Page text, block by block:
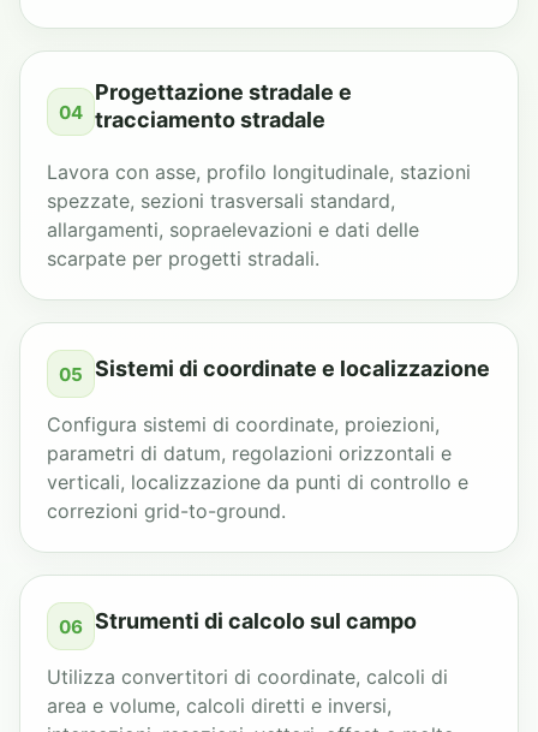
04
Progettazione stradale e
tracciamento stradale
Lavora con asse, profilo longitudinale, stazioni
spezzate, sezioni trasversali standard,
allargamenti, sopraelevazioni e dati delle
scarpate per progetti stradali.
05 Sistemi di coordinate e localizzazione
Configura sistemi di coordinate, proiezioni,
parametri di datum, regolazioni orizzontali e
verticali, localizzazione da punti di controllo e
correzioni grid-to-ground.
06 Strumenti di calcolo sul campo
Utilizza convertitori di coordinate, calcoli di
area e volume, calcoli diretti e inversi,